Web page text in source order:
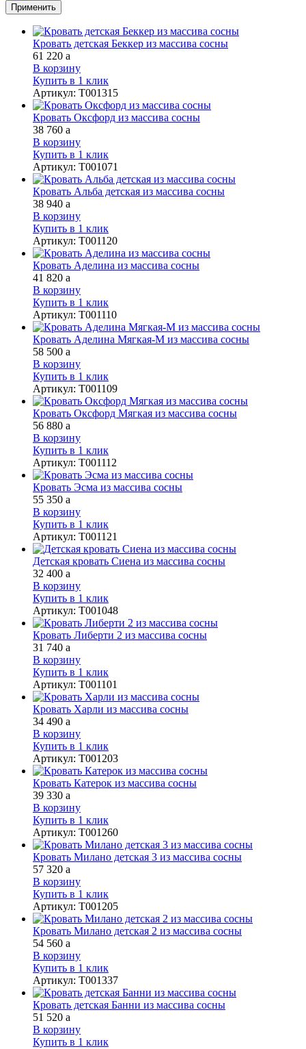
Кровать детская Беккер из массива сосны
61 220 a
В корзину
Купить в 1 клик
Артикул: Т001315
Кровать Оксфорд из массива сосны
38 760 a
В корзину
Купить в 1 клик
Артикул: Т001071
Кровать Альба детская из массива сосны
38 940 a
В корзину
Купить в 1 клик
Артикул: Т001120
Кровать Аделина из массива сосны
41 820 a
В корзину
Купить в 1 клик
Артикул: Т001110
Кровать Аделина Мягкая-М из массива сосны
58 500 a
В корзину
Купить в 1 клик
Артикул: Т001109
Кровать Оксфорд Мягкая из массива сосны
56 880 a
В корзину
Купить в 1 клик
Артикул: Т001112
Кровать Эсма из массива сосны
55 350 a
В корзину
Купить в 1 клик
Артикул: Т001121
Детская кровать Сиена из массива сосны
32 400 a
В корзину
Купить в 1 клик
Артикул: Т001048
Кровать Либерти 2 из массива сосны
31 740 a
В корзину
Купить в 1 клик
Артикул: Т001101
Кровать Харли из массива сосны
34 490 a
В корзину
Купить в 1 клик
Артикул: Т001203
Кровать Катерок из массива сосны
39 330 a
В корзину
Купить в 1 клик
Артикул: Т001260
Кровать Милано детская 3 из массива сосны
57 320 a
В корзину
Купить в 1 клик
Артикул: Т001205
Кровать Милано детская 2 из массива сосны
54 560 a
В корзину
Купить в 1 клик
Артикул: Т001337
Кровать детская Банни из массива сосны
51 520 a
В корзину
Купить в 1 клик